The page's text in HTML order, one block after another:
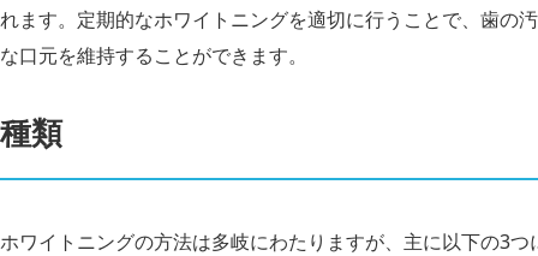
れます。定期的なホワイトニングを適切に行うことで、歯の
な口元を維持することができます。
種類
ホワイトニングの方法は多岐にわたりますが、主に以下の3